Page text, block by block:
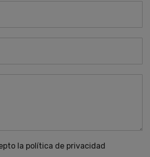
la política de privacidad